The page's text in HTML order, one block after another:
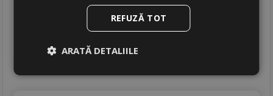
In stoc - 4 buc
REFUZĂ TOT
ARATĂ DETALIILE